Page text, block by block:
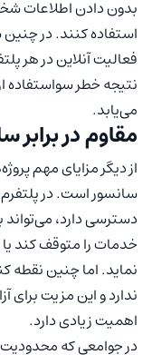
بدون دادن اطلاعات
استفاده کنند. در چنین
فعالیت آنلاین در هر
نتیجه خطر
می‌یابد.
مقاوم در برابر
از دیگر مزایای مهم
سانسور است. در
دسترسی دارد، می‌تواند
خدمات را متوقف کند
نماید. اما چنین نقطه
ندارد و این مزیت برای
اهمیت زیادی دارد.
در جوامعی که